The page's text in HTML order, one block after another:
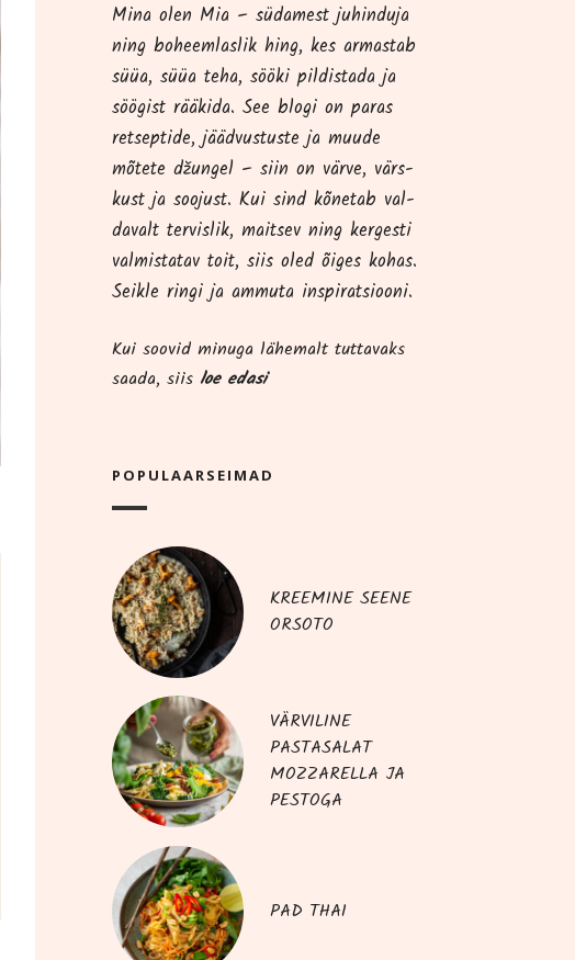
Mina olen Mia – süda­me­st juhindu­ja
ning boheem­las­lik hing, kes armas­tab
süüa, süüa teha, söö­ki pil­dis­ta­da ja
söö­gist rää­ki­da. See blo­gi on paras
ret­sep­ti­de, jääd­vus­tus­te ja muu­de
mõte­te džun­gel – siin on vär­ve, värs­
kust ja soo­just. Kui sind kõne­tab val­
da­valt ter­vis­lik, mait­sev ning ker­ges­ti
val­mis­ta­tav toit, siis oled õiges kohas.
Seik­le rin­gi ja ammu­ta inspiratsiooni.
Kui soo­vid minu­ga lähe­malt tut­ta­vaks
saa­da, siis loe edasi
POPU­LAAR­SEI­MAD
KREEMINE SEENE
ORSOTO
VÄRVILINE
PASTASALAT
MOZZARELLA JA
PESTOGA
PAD THAI